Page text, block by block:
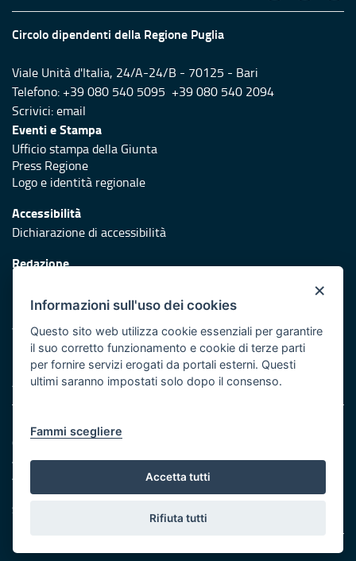
Circolo dipendenti della Regione Puglia
Viale Unità d'Italia, 24/A-24/B - 70125 - Bari
Telefono: +39 080 540 5095 +39 080 540 2094
Scrivici:email
Eventi e Stampa
Ufficio stampa della Giunta
Press Regione
Logo e identità regionale
Accessibilità
Dichiarazione di accessibilità
Redazione
Protezione civile
Vai al sito di Protezione Civile Puglia
Iniziativa finanziata con risorse del POR Puglia 2014/2020 -
Asse XI
Note legali
Cookie e privacy
Amministrazione trasparente
Atti di notifica
Feed RSS
Servizi Intranet
×
Informazioni sull'uso dei cookies
Questo sito web utilizza cookie essenziali per garantire
il suo corretto funzionamento e cookie di terze parti
per fornire servizi erogati da portali esterni. Questi
ultimi saranno impostati solo dopo il consenso.
Fammi scegliere
Accetta tutti
Rifiuta tutti